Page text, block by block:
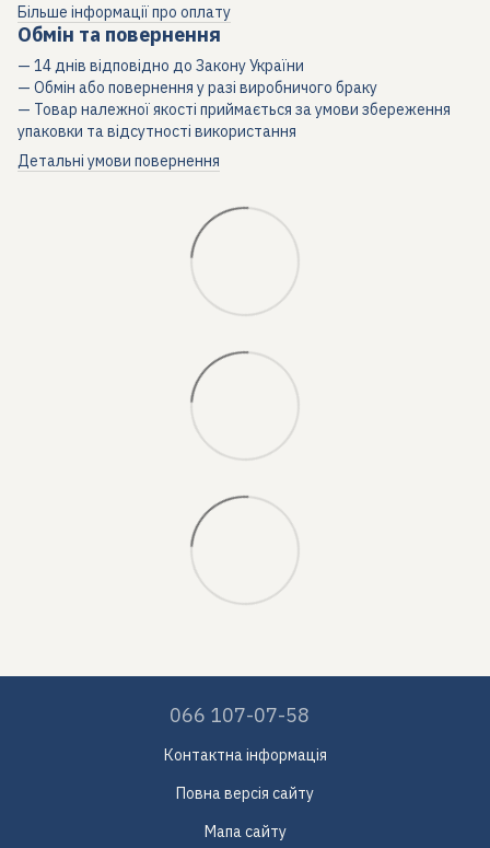
Більше інформації про оплату
Обмін та повернення
— 14 днів відповідно до Закону України
— Обмін або повернення у разі виробничого браку
— Товар належної якості приймається за умови збереження
упаковки та відсутності використання
Детальні умови повернення
066 107-07-58
Контактна інформація
Повна версія сайту
Мапа сайту